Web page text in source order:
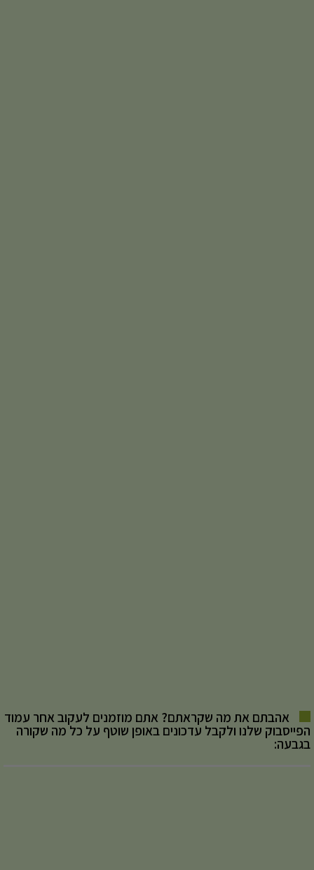
אהבתם את מה שקראתם? אתם מוזמנים לעקוב אחר עמוד
הפייסבוק שלנו ולקבל עדכונים באופן שוטף על כל מה שקורה
בגבעה: